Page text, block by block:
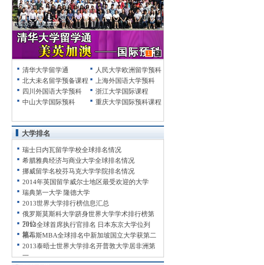
1 2
清华大学留学通
人民大学欧洲留学预科
北大未名留学预备课程
上海外国语大学预科
四川外国语大学预科
浙江大学国际课程
中山大学国际预科
重庆大学国际预科课程
大学排名
瑞士日内瓦留学学校全球排名情况
希腊雅典经济与商业大学全球排名情况
挪威留学名校芬马克大学学院排名情况
2014年英国留学威尔士地区最受欢迎的大学
瑞典第一大学 隆德大学
2013世界大学排行榜信息汇总
俄罗斯莫斯科大学跻身世界大学学术排行榜第
79位
2013全球首席执行官排名 日本东京大学位列
第二
福布斯MBA全球排名中新加坡国立大学获第二
2013泰晤士世界大学排名开普敦大学居非洲第
一